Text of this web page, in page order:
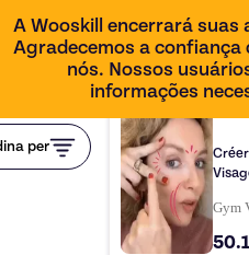
A Wooskill encerrará
Agradecemos a confiança
nós. Nossos
informações
per
Gym